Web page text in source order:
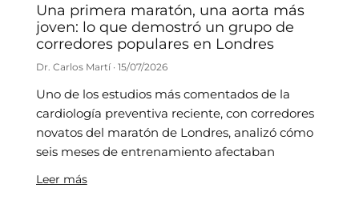
Una primera maratón, una aorta más
joven: lo que demostró un grupo de
corredores populares en Londres
Dr. Carlos Martí 15/07/2026
Uno de los estudios más comentados de la
cardiología preventiva reciente, con corredores
novatos del maratón de Londres, analizó cómo
seis meses de entrenamiento afectaban
Leer más